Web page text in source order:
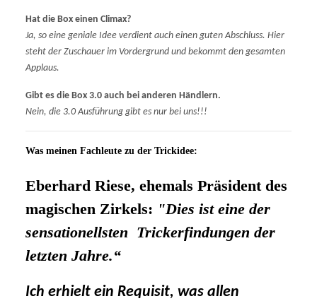
Hat die Box einen Climax?
Ja, so eine geniale Idee verdient auch einen guten Abschluss. Hier
steht der Zuschauer im Vordergrund und bekommt den gesamten
Applaus.
Gibt es die Box 3.0 auch bei anderen Händlern.
Nein, die 3.0 Ausführung gibt es nur bei uns!!!
Was meinen Fachleute zu der Trickidee:
Eberhard Riese, ehemals Präsident des
magischen Zirkels: "Dies ist eine der
sensationellsten Trickerfindungen der
letzten Jahre.“
Ich erhielt ein Requisit, was allen